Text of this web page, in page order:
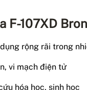
F-107XD
rộng rãi trong
vi mạch điện tử
hóa học, sinh học